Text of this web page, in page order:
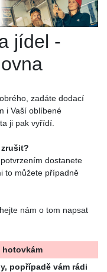
jídel -
zadáte dodací
i Vaší oblíbené
ji pak vyřídí.
dostanete
to můžete případně
nám o tom napsat
hotovkám
popřípadě vám rádi